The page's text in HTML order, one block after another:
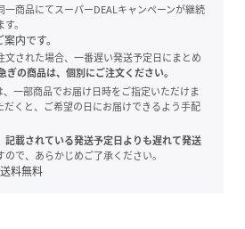
商品にてスーパーDEALキャンペーンが継続
。
内です。
された場合、一番遅い発送予定日にまとめ
ぎの商品は、個別にご注文ください。
一部商品でお届け日時をご指定いただけま
だくと、ご希望の日にお届けできるよう手配
載されている発送予定日よりも遅れて発送
で、あらかじめご了承ください。
料無料